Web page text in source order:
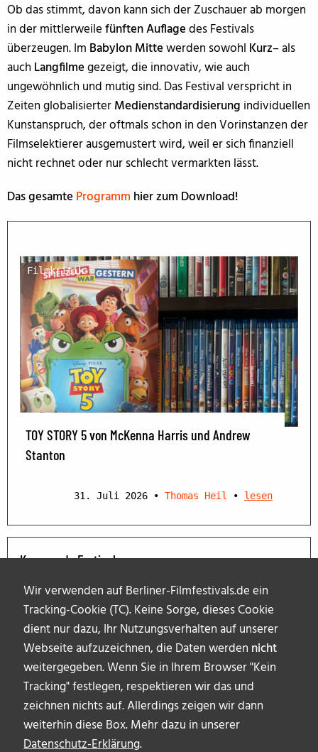
Wir verwenden auf Berliner-Filmfestivals.de ein
Tracking-Cookie (TC). Keine Sorge, dieses Cookie
dient nur dazu, Ihr Nutzungsverhalten auf unserer
Webseite aufzuzeichnen, die Daten werden nicht
weitergegeben. Wenn Sie in Ihrem Browser "Kein
Tracking" festlegen, respektieren wir das und
zeichnen nichts auf. Allerdings zeigen wir dann
weiterhin diese Box. Mehr dazu in unserer
Datenschutz-Erklärung.
Ob das stimmt, davon kann sich der Zuschauer ab morgen
in der mittlerweilefünften Auflagedes Festivals
überzeugen. Im Babylon Mittewerden sowohl Kurz– als
auch Langfilmegezeigt, die innovativ, wie auch
ungewöhnlich und mutig sind. Das Festival verspricht in
Zeiten globalisierterMedienstandardisierung individuellen
Kunstanspruch, der oftmals schon in den Vorinstanzen der
Filmselektierer ausgemustert wird, weil er sich finanziell
nicht rechnet oder nur schlecht vermarkten lässt.
Das gesamteProgramm hier zum Download!
Filmkritik
TOY STORY 5 von McKenna Harris und Andrew
Stanton
31. Juli 2026 • Thomas Heil • lesen
Kommende Festivals